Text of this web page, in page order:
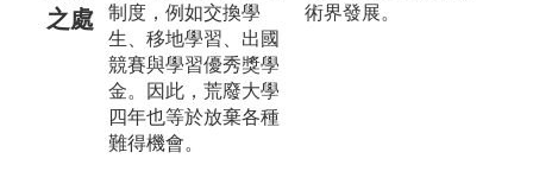
之處
制度，例如交換學
生、移地學習、出國
競賽與學習優秀獎學
金。因此，荒廢大學
四年也等於放棄各種
難得機會。
術界發展。